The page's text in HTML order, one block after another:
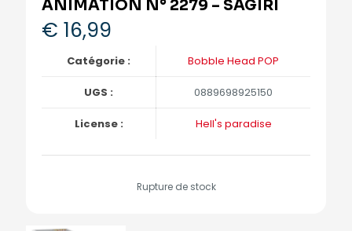
ANIMATION N° 2279 – SAGIRI
€ 16,99
Catégorie : Bobble Head POP
UGS : 0889698925150
License : Hell's paradise
Rupture de stock